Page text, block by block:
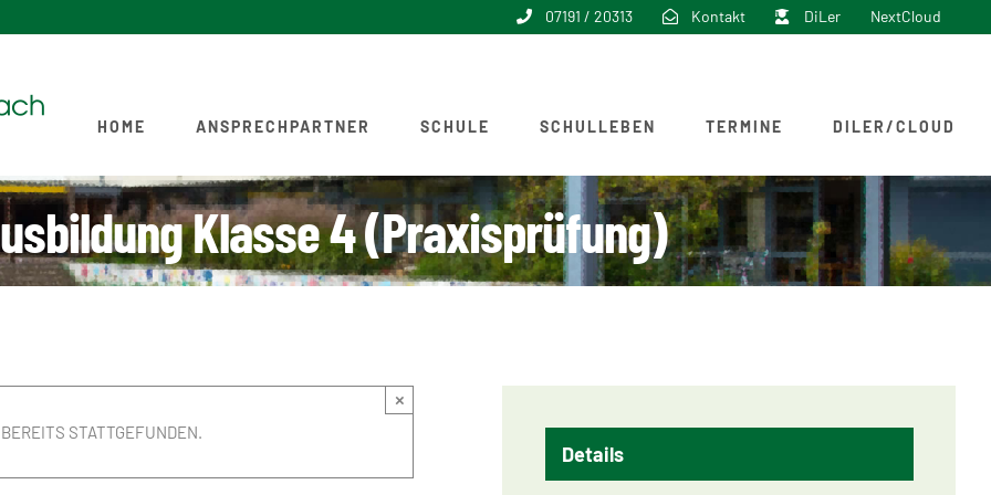
07191 / 20313 Kontakt DiLer NextCloud
HOME ANSPRECHPARTNER SCHULE SCHULLEBEN TERMINE DILER/CLOUD
Klasse 4 (Praxisprüfung)
STATTGEFUNDEN.
×
Details